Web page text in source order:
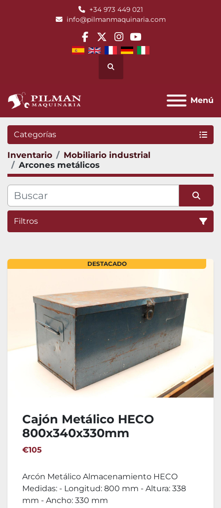
+34 973 449 021
info@pilmanmaquinaria.com
facebook
twitterinstagram
youtube
Buscar
Menú
Categorías
Inventario
Mobiliario industrial
Arcones metálicos
Filtros
DESTACADO
Cajón Metálico HECO
800x340x330mm
€105
Arcón Metálico Almacenamiento HECO
Medidas: - Longitud: 800 mm - Altura: 338
mm - Ancho: 330 mm